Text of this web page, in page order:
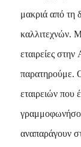
μακριά από τη
καλλιτεχνών.
εταιρείες
παρατηρούμε.
εταιρειών που
αναπαράγουν